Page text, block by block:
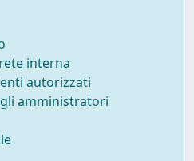
interna
autorizzati
amministratori